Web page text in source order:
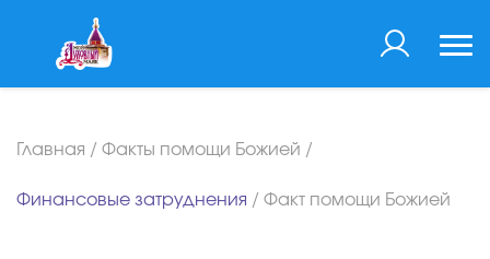
Главная / Факты помощи Божией /
Финансовые затруднения / Факт помощи Божией